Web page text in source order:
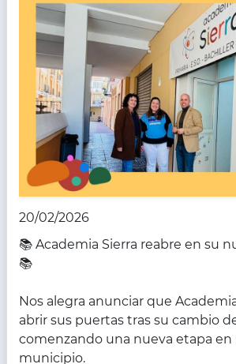
20/02/2026
📚 Academia Sierra reabre en su
📚
Nos alegra anunciar que
abrir sus puertas tras su cambio
comenzando una nueva etapa
municipio.